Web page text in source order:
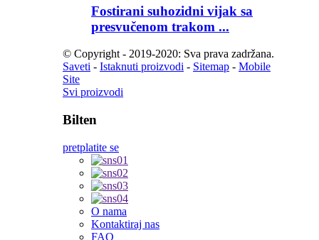
Fostirani suhozidni vijak sa
presvučenom trakom ...
© Copyright - 2019-2020: Sva prava zadržana.
Saveti - Istaknuti proizvodi - Sitemap - Mobile
Site
Svi proizvodi
Bilten
pretplatite se
O nama
Kontaktiraj nas
FAQ